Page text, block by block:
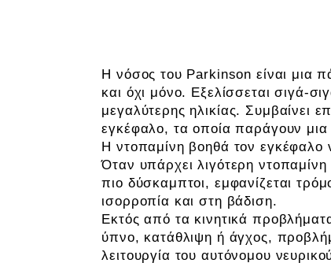
Η νόσος του Parkinson είναι μια
και όχι μόνο. Εξελίσσεται σιγά-
μεγαλύτερης ηλικίας. Συμβαίνει
εγκέφαλο, τα οποία παράγουν μια
Η ντοπαμίνη βοηθά τον εγκέφαλο
Όταν υπάρχει λιγότερη ντοπαμίνη
πιο δύσκαμπτοι, εμφανίζεται
ισορροπία και στη βάδιση.
Εκτός από τα κινητικά
ύπνο, κατάθλιψη ή άγχος,
λειτουργία του αυτόνομου